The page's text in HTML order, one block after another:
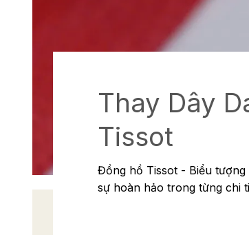
Thay Dây
Tissot
Đồng hồ Tissot - Biểu
sự hoàn hảo trong từng chi